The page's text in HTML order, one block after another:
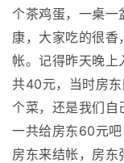
个茶鸡蛋，一桌一
康，大家吃的很香
帐。记得昨天晚上
共40元，当时房
个菜，还是我们自
一共给房东60元
房东来结帐，房